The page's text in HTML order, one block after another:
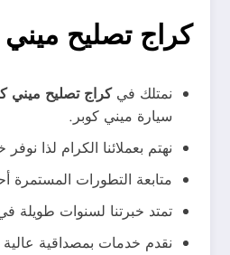
كراج تصليح ميني
نمتلك فيكراج تصليح ميني
سيارة ميني كوبر.
نهتم بعملائنا الكرام لذا
متابعة التطورات المستمرة
تمتد خبرتنا لسنوات طويلة
نقدم خدمات بمصداقية عالية